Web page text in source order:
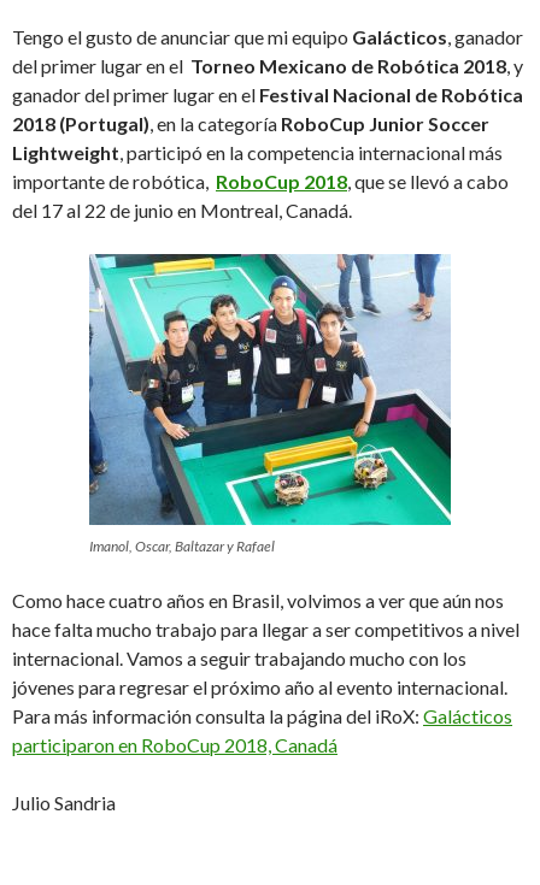
Tengo el gusto de anunciar que mi equipo Galácticos, ganador
del primer lugar en el Torneo Mexicano de Robótica 2018, y
ganador del primer lugar en el Festival Nacional de Robótica
2018 (Portugal), en la categoría RoboCup Junior Soccer
Lightweight, participó en la competencia internacional más
importante de robótica, RoboCup 2018, que se llevó a cabo
del 17 al 22 de junio en Montreal, Canadá.
Imanol, Oscar, Baltazar y Rafael
Como hace cuatro años en Brasil, volvimos a ver que aún nos
hace falta mucho trabajo para llegar a ser competitivos a nivel
internacional. Vamos a seguir trabajando mucho con los
jóvenes para regresar el próximo año al evento internacional.
Para más información consulta la página del iRoX: Galácticos
participaron en RoboCup 2018, Canadá
Julio Sandria